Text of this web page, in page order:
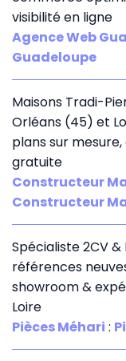
visibilité en ligne
Agence Web
Guadeloupe
Maisons Tradi-
Orléans (45) et
plans sur
gratuite
Constructeur
Constructeur
Spécialiste 2CV
références
showroom &
Loire
Pièces Méhari :